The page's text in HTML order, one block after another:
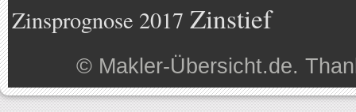
Zinsprognose 2017 Zinstief
© Makler-Übersicht.de.